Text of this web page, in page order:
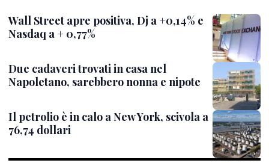
Wall Street apre positiva, Dj a +0,14% e
Nasdaq a + 0,77%
Due cadaveri trovati in casa nel
Napoletano, sarebbero nonna e nipote
Il petrolio è in calo a New York, scivola a
76,74 dollari